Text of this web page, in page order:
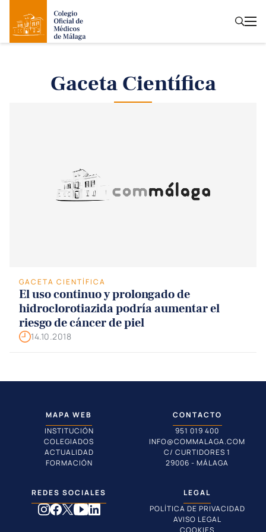
Gaceta Científica
GACETA CIENTÍFICA
El uso continuo y prolongado de
hidroclorotiazida podría aumentar el
riesgo de cáncer de piel
14.10.2018
MAPA WEB
INSTITUCIÓN
COLEGIADOS
ACTUALIDAD
FORMACIÓN
CONTACTO
951 019 400
INFO@COMMALAGA.COM
C/ CURTIDORES 1
29006 - MÁLAGA
REDES SOCIALES
LEGAL
POLÍTICA DE PRIVACIDAD
AVISO LEGAL